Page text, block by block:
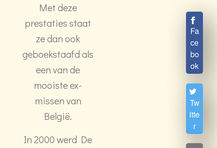
Met deze
prestaties staat
ze dan ook
geboekstaafd als
een van de
mooiste ex-
missen van
België.
In 2000 werd De
Fa
ce
bo
ok
Tw
itte
r